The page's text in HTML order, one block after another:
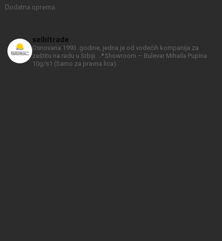
Dodatna oprema
seibltrade
Osnovana 1993. godine, jedna je od vodećih kompanija za
zaštitu na radu u Srbiji.
📍Showroom – Bulevar Mihaila Pupina
10g/s1 (Samo za pravna lica).